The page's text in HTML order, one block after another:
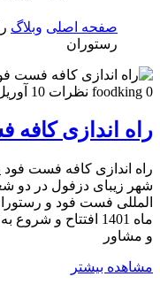
صفحه اصلی وبلاگ
رستوران
foodking 0 نظرات 10 آوریل 2023
راه اندازی کافه
راه اندازی کافه فست فود
شهر زیبای دزفول در دو
المللی فست فود و
ماه 1401 افتتاح و
و مشاور
مشاهده بیشتر